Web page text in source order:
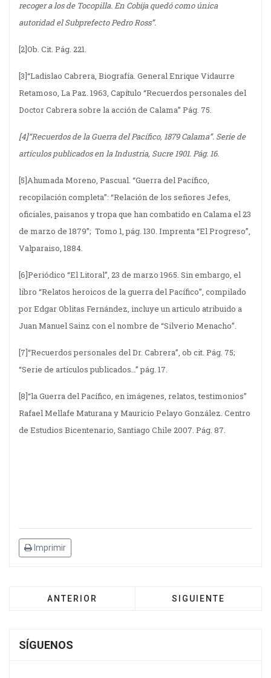
recoger a los de Tocopilla. En Cobija quedó como única
autoridad el Subprefecto Pedro Ross”.
[2]Ob. Cit. Pág. 221.
[3]“Ladislao Cabrera, Biografía. General Enrique Vidaurre
Retamoso, La Paz. 1963, Capítulo “Recuerdos personales del
Doctor Cabrera sobre la acción de Calama” Pág. 75.
[4]“Recuerdos de la Guerra del Pacífico, 1879 Calama”. Serie de
artículos publicados en la Industria, Sucre 1901. Pág. 16.
[5]Ahumada Moreno, Pascual. “Guerra del Pacífico,
recopilación completa”: “Relación de los señores Jefes,
oficiales, paisanos y tropa que han combatido en Calama el 23
de marzo de 1879”; Tomo 1, pág. 130. Imprenta “El Progreso”,
Valparaiso, 1884.
[6]Periódico “El Litoral”, 23 de marzo 1965. Sin embargo, el
libro “Relatos heroicos de la guerra del Pacífico”, compilado
por Edgar Oblitas Fernández, incluye un articulo atribuido a
Juan Manuel Sainz con el nombre de “Silverio Menacho”.
[7]“Recuerdos personales del Dr. Cabrera”, ob cit. Pág. 75;
“Serie de artículos publicados…” pág. 17.
[8]“la Guerra del Pacífico, en imágenes, relatos, testimonios”
Rafael Mellafe Maturana y Mauricio Pelayo González. Centro
de Estudios Bicentenario, Santiago Chile 2007. Pág. 87.
Imprimir
ANTERIOR SIGUIENTE
SÍGUENOS